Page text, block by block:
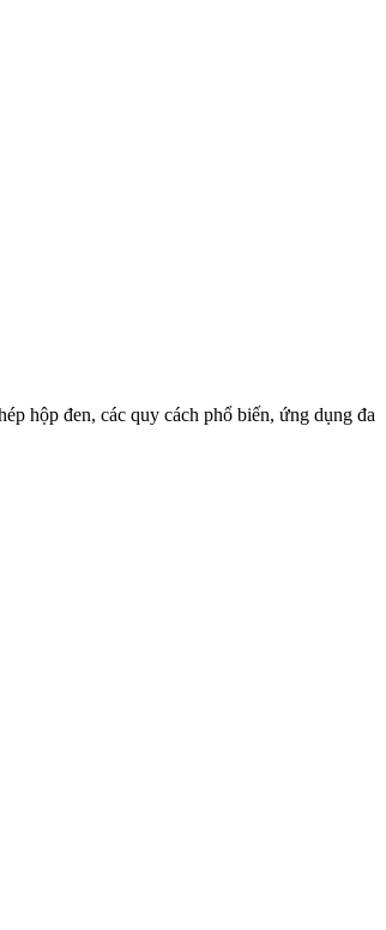
hộp đen, các quy cách phổ biến, ứng dụng đa